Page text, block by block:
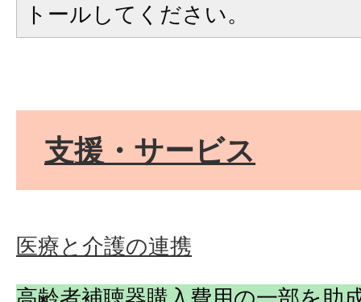
トールしてください。
支援・サービス
医療と介護の連携